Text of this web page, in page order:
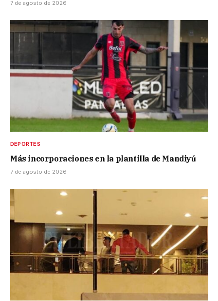
7 de agosto de 2026
DEPORTES
Más incorporaciones en la plantilla de Mandiyú
7 de agosto de 2026